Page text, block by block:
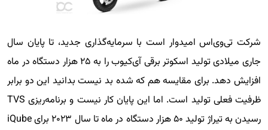
شرکت تی‌وی‌اس امیدوار است با سرمایه‌گذاری جدید، تا پایان سال
جاری میلادی تولید اسکوتر برقی آی‌کیوب را به ۲۵ هزار دستگاه در ماه
افزایش دهد. برای مقایسه هم که شده بد نیست بدانید این دو برابر
ظرفیت فعلی تولید است. اما این پایان کار نیست و برنامه‌ریزی TVS
رسیدن به تیراژ تولید ۵۰ هزار دستگاه در ماه تا سال ۲۰۲۳ برای iQube